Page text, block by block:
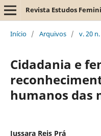
Revista Estudos
Início / Arquivos / v. 20
Cidadania e
humanos das
Jussara Reis Prá